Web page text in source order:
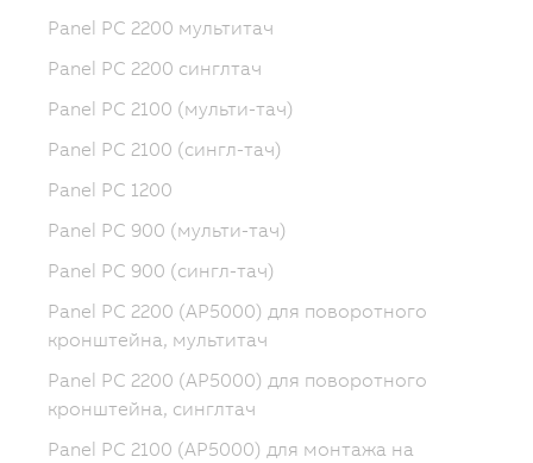
Panel PC 2200 мультитач
Panel PC 2200 синглтач
Panel PC 2100 (мульти-тач)
Panel PC 2100 (сингл-тач)
Panel PC 1200
Panel PC 900 (мульти-тач)
Panel PC 900 (сингл-тач)
Panel PC 2200 (AP5000) для поворотного
кронштейна, мультитач
Panel PC 2200 (AP5000) для поворотного
кронштейна, синглтач
Panel PC 2100 (AP5000) для монтажа на